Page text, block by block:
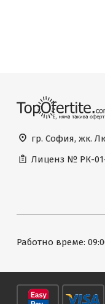
гр. София, жк.
Лиценз № РК-
Работно време: